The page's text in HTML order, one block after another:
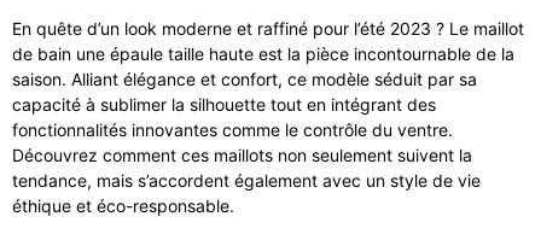
En quête d’un look moderne et raffiné pour l’été 2023 ? Le maillot
de bain une épaule taille haute est la pièce incontournable de la
saison. Alliant élégance et confort, ce modèle séduit par sa
capacité à sublimer la silhouette tout en intégrant des
fonctionnalités innovantes comme le contrôle du ventre.
Découvrez comment ces maillots non seulement suivent la
tendance, mais s’accordent également avec un style de vie
éthique et éco-responsable.